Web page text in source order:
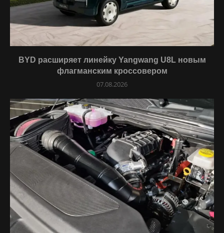
BYD расширяет линейку Yangwang U8L новым
флагманским кроссовером
07.08.2026